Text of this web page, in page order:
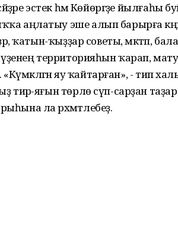
эстек һәм Көйөргәҙе йылғаһы
аңлатыу эше алып барырға
ҡатын-ҡыҙҙар советы, мәктәп,
үҙенең территорияһын ҡарап,
яу ҡайтарған», - тип
тирә-яғын төрлө сүп-сарҙан
ла рәхмәтлебеҙ.